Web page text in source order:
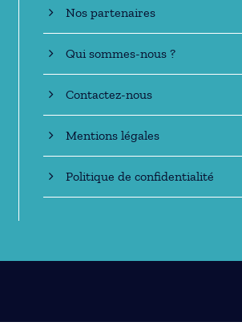
Nos partenaires
Qui sommes-nous ?
Contactez-nous
Mentions légales
Politique de confidentialité